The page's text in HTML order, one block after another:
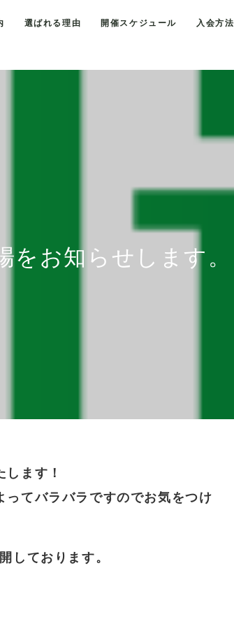
選ばれる理由 開催スケジュール 入会方法
をお知らせします。
ます！
てバラバラですのでお気をつけ
しております。